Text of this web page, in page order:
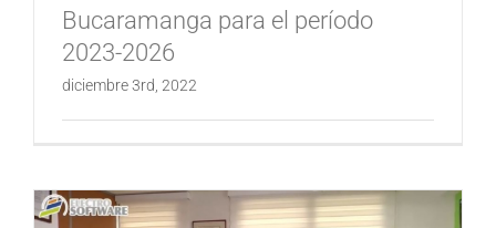
Bucaramanga para el período
2023-2026
diciembre 3rd, 2022